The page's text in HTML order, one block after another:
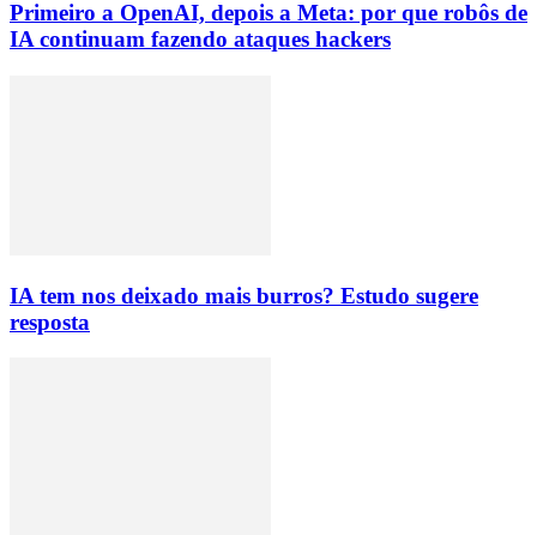
Primeiro a OpenAI, depois a Meta: por que robôs de
IA continuam fazendo ataques hackers
IA tem nos deixado mais burros? Estudo sugere
resposta